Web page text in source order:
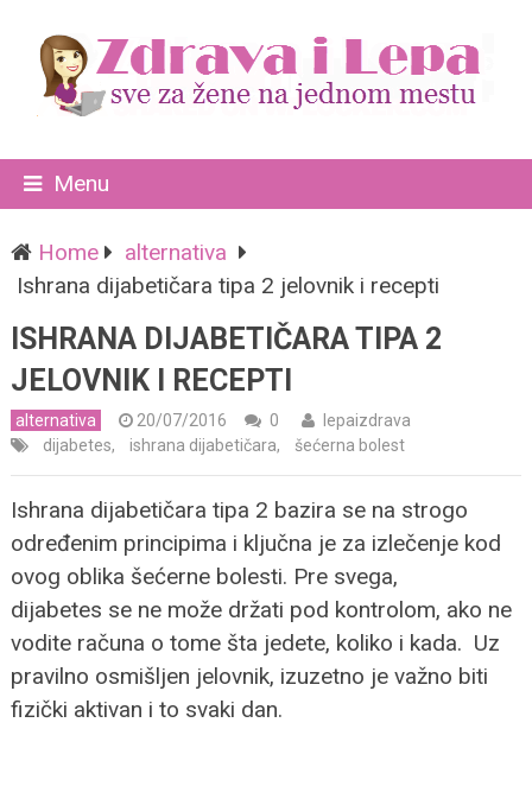
Menu
Home
alternativa
Ishrana dijabetičara tipa 2 jelovnik i recepti
ISHRANA DIJABETIČARA TIPA 2
JELOVNIK I RECEPTI
alternativa 20/07/2016 0
lepaizdrava
dijabetes, ishrana dijabetičara, šećerna bolest
Ishrana dijabetičara tipa 2 bazira se na strogo
određenim principima i ključna je za izlečenje kod
ovog oblika šećerne bolesti. Pre svega,
dijabetes se ne može držati pod kontrolom, ako ne
vodite računa o tome šta jedete, koliko i kada. Uz
pravilno osmišljen jelovnik, izuzetno je važno biti
fizički aktivan i to svaki dan.